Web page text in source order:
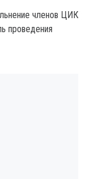
членов ЦИК
проведения